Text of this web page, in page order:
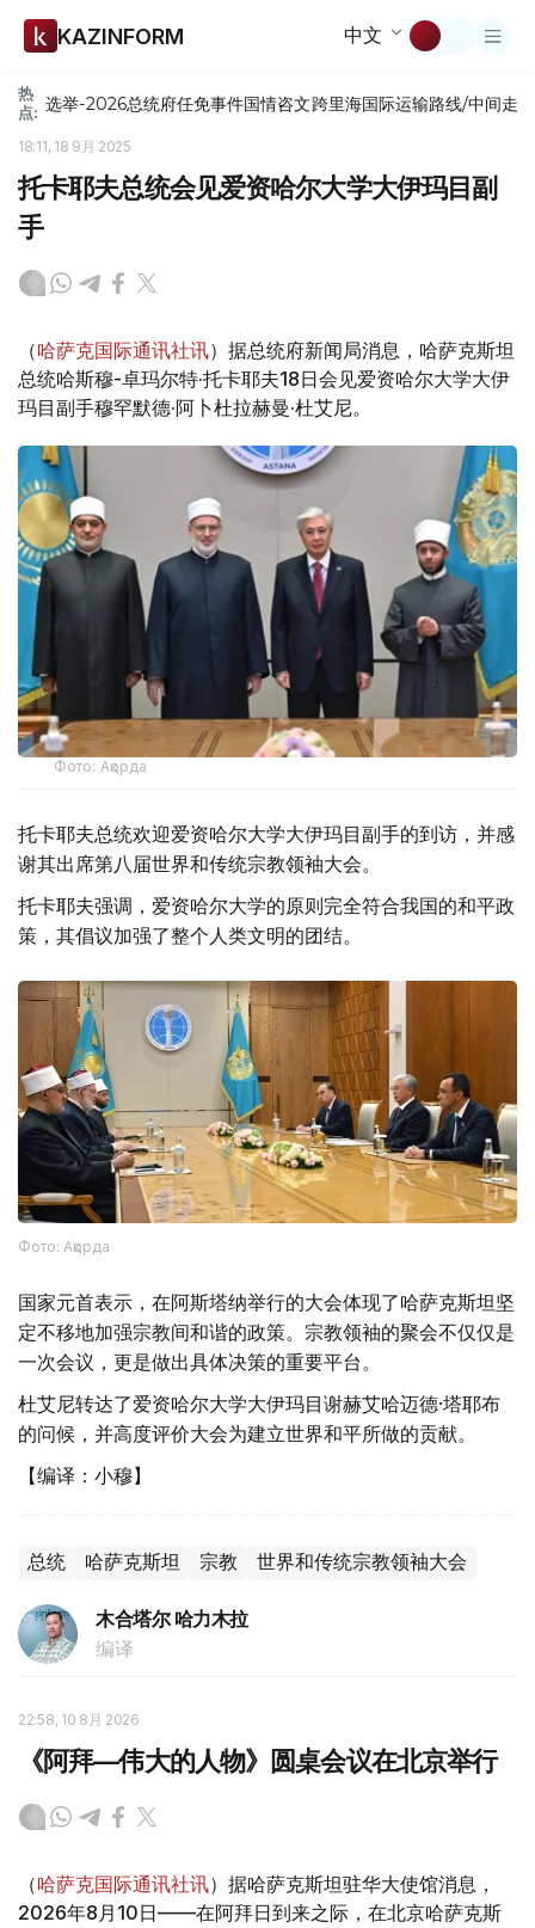
KAZINFORM 中文
热
点: 选举-2026总统府任免事件国情咨文跨里海国际运输路线/中间走廊
18:11, 18 9月 2025
托卡耶夫总统会见爱资哈尔大学大伊玛目副
手
（哈萨克国际通讯社讯）据总统府新闻局消息，哈萨克斯坦
总统哈斯穆-卓玛尔特·托卡耶夫18日会见爱资哈尔大学大伊
玛目副手穆罕默德·阿卜杜拉赫曼·杜艾尼。
Фото: Ақорда
托卡耶夫总统欢迎爱资哈尔大学大伊玛目副手的到访，并感
谢其出席第八届世界和传统宗教领袖大会。
托卡耶夫强调，爱资哈尔大学的原则完全符合我国的和平政
策，其倡议加强了整个人类文明的团结。
Фото: Ақорда
国家元首表示，在阿斯塔纳举行的大会体现了哈萨克斯坦坚
定不移地加强宗教间和谐的政策。宗教领袖的聚会不仅仅是
一次会议，更是做出具体决策的重要平台。
杜艾尼转达了爱资哈尔大学大伊玛目谢赫艾哈迈德·塔耶布
的问候，并高度评价大会为建立世界和平所做的贡献。
【编译：小穆】
总统 哈萨克斯坦 宗教 世界和传统宗教领袖大会
木合塔尔 哈力木拉
编译
22:58, 10 8月 2026
《阿拜—伟大的人物》圆桌会议在北京举行
（哈萨克国际通讯社讯）据哈萨克斯坦驻华大使馆消息，
2026年8月10日——在阿拜日到来之际，在北京哈萨克斯